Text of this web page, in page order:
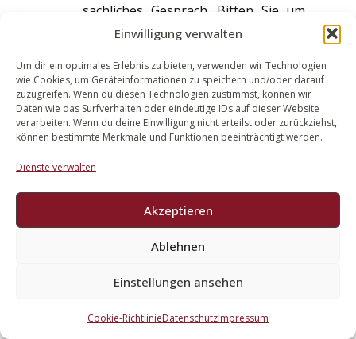
Einwilligung verwalten
Um dir ein optimales Erlebnis zu bieten, verwenden wir Technologien
wie Cookies, um Geräteinformationen zu speichern und/oder darauf
zuzugreifen. Wenn du diesen Technologien zustimmst, können wir
Daten wie das Surfverhalten oder eindeutige IDs auf dieser Website
verarbeiten. Wenn du deine Einwilligung nicht erteilst oder zurückziehst,
können bestimmte Merkmale und Funktionen beeinträchtigt werden.
Dienste verwalten
Akzeptieren
Ablehnen
Einstellungen ansehen
Cookie-RichtlinieDatenschutzImpressum
sachliches Gespräch. Bitten Sie um
Neuausrichtung oder Abschaltung.
fest.
3. Anwaltliche Aufforderung:Bleibt
das Gespräch erfolglos, ist eine
anwaltliche Aufforderung zur
strafbewehrten
Unterlassungserklärung der nächste
Schritt. Häufig lenkt der Nachbar
bereits hier ein.
4. Einstweilige Verfügung und
kann eine einstweilige Verfügung
lassen sich Beseitigungs-,